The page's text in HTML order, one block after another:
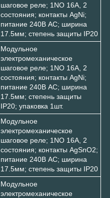
шаговое реле; 1NO 16А, 2
состояния; контакты AgNi;
питание 240В АC; ширина
17.5мм; степень защиты IP20
Модульное
электромеханическое
шаговое реле; 1NO 16А, 2
состояния; контакты AgNi;
питание 240В АC; ширина
17.5мм; степень защиты
IP20; упаковка 1шт.
Модульное
электромеханическое
шаговое реле; 1NO 16А, 2
состояния; контакты AgSnO2;
питание 240В АC; ширина
17.5мм; степень защиты IP20
Модульное
электромеханическое